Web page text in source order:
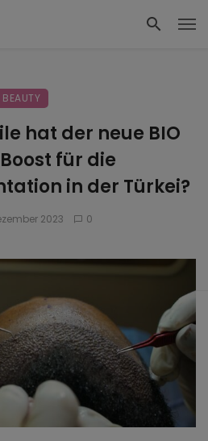
BEAUTY
hat der neue BIO
für die
in der Türkei?
2023 0